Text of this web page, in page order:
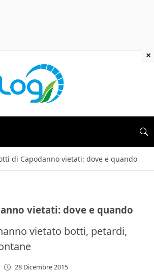
di Capodanno vietati: dove e quando
vietati: dove e quando
vietato botti, petardi,
28 Dicembre 2015
×